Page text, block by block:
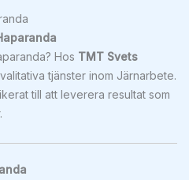
Hos TMT Svets
tjänster inom Järnarbete.
till att leverera resultat som